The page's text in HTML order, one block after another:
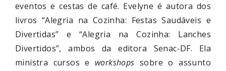
eventos e cestas de café. Evelyne é autora dos
livros “Alegria na Cozinha: Festas Saudáveis e
Divertidas” e “Alegria na Cozinha: Lanches
Divertidos”, ambos da editora Senac-DF. Ela
ministra cursos e workshops sobre o assunto